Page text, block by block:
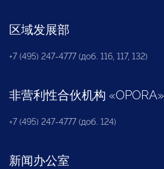
区域发展部
+7 (495) 247-4777 (доб. 116, 117, 132)
非营利性合伙机构 «OPORA»
+7 (495) 247-4777 (доб. 124)
新闻办公室